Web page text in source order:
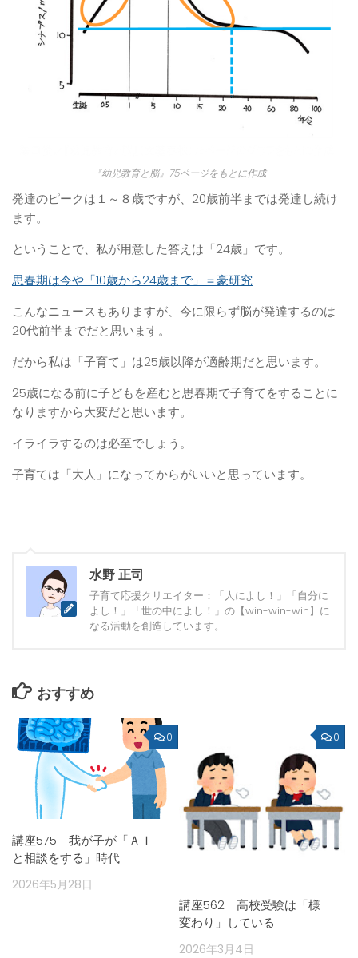
『幼児教育と脳』75ページをもとに作成
発達のピークは１～８歳ですが、20歳前半までは発達し続け
ます。
ということで、私が用意した答えは「24歳」です。
思春期は今や「10歳から24歳まで」＝豪研究
こんなニュースもありますが、今に限らず脳が発達するのは
20代前半までだと思います。
だから私は「子育て」は25歳以降が適齢期だと思います。
25歳になる前に子どもを産むと思春期で子育てをすることに
なりますから大変だと思います。
イライラするのは必至でしょう。
子育ては「大人」になってからがいいと思っています。
水野 正司
子育て応援クリエイター：「人によし！」「自分に
よし！」「世の中によし！」の【win-win-win】に
なる活動を創造しています。
おすすめ
0
講座575 我が子が「ＡＩ
と相談をする」時代
2026年5月28日
0
講座562 高校受験は「様
変わり」している
2026年3月4日